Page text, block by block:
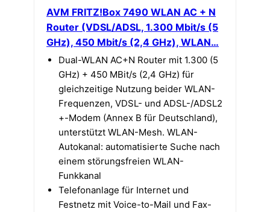
AVM FRITZ!Box 7490 WLAN AC + N
Router (VDSL/ADSL, 1.300 Mbit/s (5
GHz), 450 Mbit/s (2,4 GHz), WLAN…
Dual-WLAN AC+N Router mit 1.300 (5
GHz) + 450 MBit/s (2,4 GHz) für
gleichzeitige Nutzung beider WLAN-
Frequenzen, VDSL- und ADSL-/ADSL2
+-Modem (Annex B für Deutschland),
unterstützt WLAN-Mesh. WLAN-
Autokanal: automatisierte Suche nach
einem störungsfreien WLAN-
Funkkanal
Telefonanlage für Internet und
Festnetz mit Voice-to-Mail und Fax-